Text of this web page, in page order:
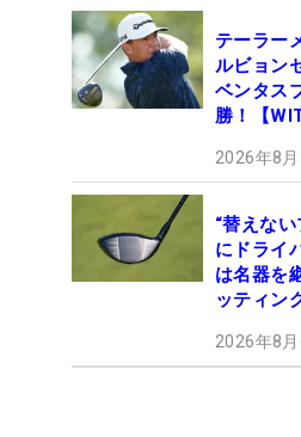
テーラー
ルビョン
ベンタス
勝！【
2026年8
“替えな
にドライ
は名器を
ッティン
2026年8